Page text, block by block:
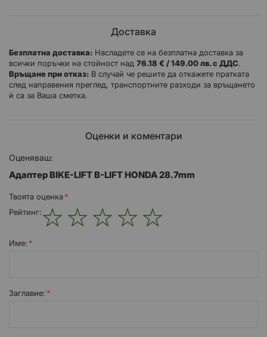
Доставка
Безплатна доставка: Насладете се на безплатна доставка за
всички поръчки на стойност над 76.18 € / 149.00 лв. с ДДС.
Връщане при отказ: В случай че решите да откажете пратката
след направения преглед, транспортните разходи за връщането
ѝ са за Ваша сметка.
Оценки и коментари
Оценяваш:
Адаптер BIKE-LIFT B-LIFT HONDA 28.7mm
Твоята оценка
Рейтинг:
Име:
Заглавиe: